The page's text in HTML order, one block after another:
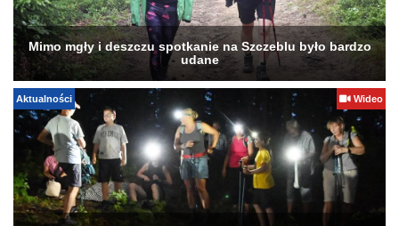
Mimo mgły i deszczu spotkanie na Szczeblu było bardzo
udane
Aktualności Wideo